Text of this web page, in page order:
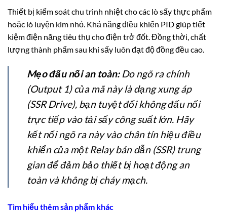
Thiết bị kiểm soát chu trình nhiệt cho các lò sấy thực phẩm
hoặc lò luyện kim nhỏ. Khả năng điều khiển PID giúp tiết
kiệm điện năng tiêu thụ cho điện trở đốt. Đồng thời, chất
lượng thành phẩm sau khi sấy luôn đạt độ đồng đều cao.
Mẹo đấu nối an toàn:Do ngõ ra chính
(Output 1) của mã này là dạng xung áp
(SSR Drive), bạn tuyệt đối không đấu nối
trực tiếp vào tải sấy công suất lớn. Hãy
kết nối ngõ ra này vào chân tín hiệu điều
khiển của một Relay bán dẫn (SSR) trung
gian để đảm bảo thiết bị hoạt động an
toàn và không bị cháy mạch.
Tìm hiểu thêm sản phẩm khác